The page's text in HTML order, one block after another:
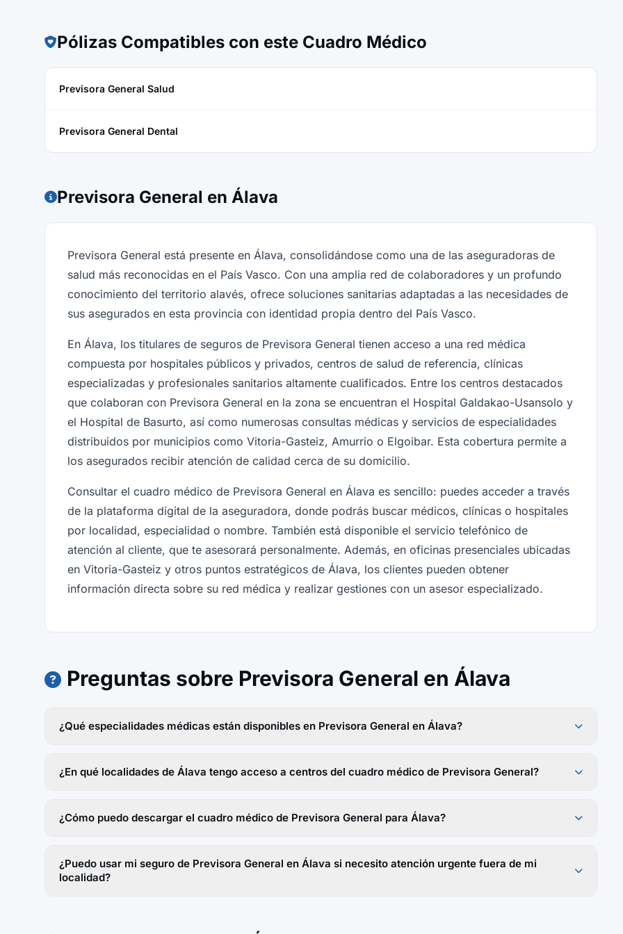
Pólizas Compatibles con este Cuadro Médico
Previsora General Salud
Previsora General Dental
Previsora General en Álava
Previsora General está presente en Álava, consolidándose como una de las aseguradoras de
salud más reconocidas en el País Vasco. Con una amplia red de colaboradores y un profundo
conocimiento del territorio alavés, ofrece soluciones sanitarias adaptadas a las necesidades de
sus asegurados en esta provincia con identidad propia dentro del País Vasco.
En Álava, los titulares de seguros de Previsora General tienen acceso a una red médica
compuesta por hospitales públicos y privados, centros de salud de referencia, clínicas
especializadas y profesionales sanitarios altamente cualificados. Entre los centros destacados
que colaboran con Previsora General en la zona se encuentran el Hospital Galdakao-Usansolo y
el Hospital de Basurto, así como numerosas consultas médicas y servicios de especialidades
distribuidos por municipios como Vitoria-Gasteiz, Amurrio o Elgoibar. Esta cobertura permite a
los asegurados recibir atención de calidad cerca de su domicilio.
Consultar el cuadro médico de Previsora General en Álava es sencillo: puedes acceder a través
de la plataforma digital de la aseguradora, donde podrás buscar médicos, clínicas o hospitales
por localidad, especialidad o nombre. También está disponible el servicio telefónico de
atención al cliente, que te asesorará personalmente. Además, en oficinas presenciales ubicadas
en Vitoria-Gasteiz y otros puntos estratégicos de Álava, los clientes pueden obtener
información directa sobre su red médica y realizar gestiones con un asesor especializado.
Preguntas sobre Previsora General en Álava
¿Qué especialidades médicas están disponibles en Previsora General en Álava?
¿En qué localidades de Álava tengo acceso a centros del cuadro médico de Previsora General?
¿Cómo puedo descargar el cuadro médico de Previsora General para Álava?
¿Puedo usar mi seguro de Previsora General en Álava si necesito atención urgente fuera de mi
localidad?